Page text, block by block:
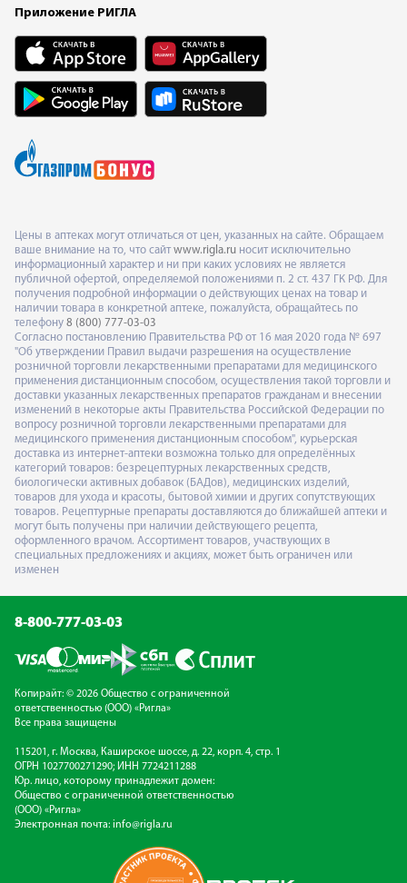
Приложение РИГЛА
Цены в аптеках могут отличаться от цен, указанных на сайте. Обращаем
ваше внимание на то, что сайт www.rigla.ru носит исключительно
информационный характер и ни при каких условиях не является
публичной офертой, определяемой положениями п. 2 ст. 437 ГК РФ. Для
получения подробной информации о действующих ценах на товар и
наличии товара в конкретной аптеке, пожалуйста, обращайтесь по
телефону 8 (800) 777-03-03
Согласно постановлению Правительства РФ от 16 мая 2020 года № 697
"Об утверждении Правил выдачи разрешения на осуществление
розничной торговли лекарственными препаратами для медицинского
применения дистанционным способом, осуществления такой торговли и
доставки указанных лекарственных препаратов гражданам и внесении
изменений в некоторые акты Правительства Российской Федерации по
вопросу розничной торговли лекарственными препаратами для
медицинского применения дистанционным способом", курьерская
доставка из интернет-аптеки возможна только для определённых
категорий товаров: безрецептурных лекарственных средств,
биологически активных добавок (БАДов), медицинских изделий,
товаров для ухода и красоты, бытовой химии и других сопутствующих
товаров. Рецептурные препараты доставляются до ближайшей аптеки и
могут быть получены при наличии действующего рецепта,
оформленного врачом. Ассортимент товаров, участвующих в
специальных предложениях и акциях, может быть ограничен или
изменен
8-800-777-03-03
Копирайт: © 2026 Общество с ограниченной
ответственностью (ООО) «Ригла»
Все права защищены
115201, г. Москва, Каширское шоссе, д. 22, корп. 4, стр. 1
ОГРН 1027700271290; ИНН 7724211288
Юр. лицо, которому принадлежит домен:
Общество с ограниченной ответственностью
(ООО) «Ригла»
Электронная почта: info@rigla.ru